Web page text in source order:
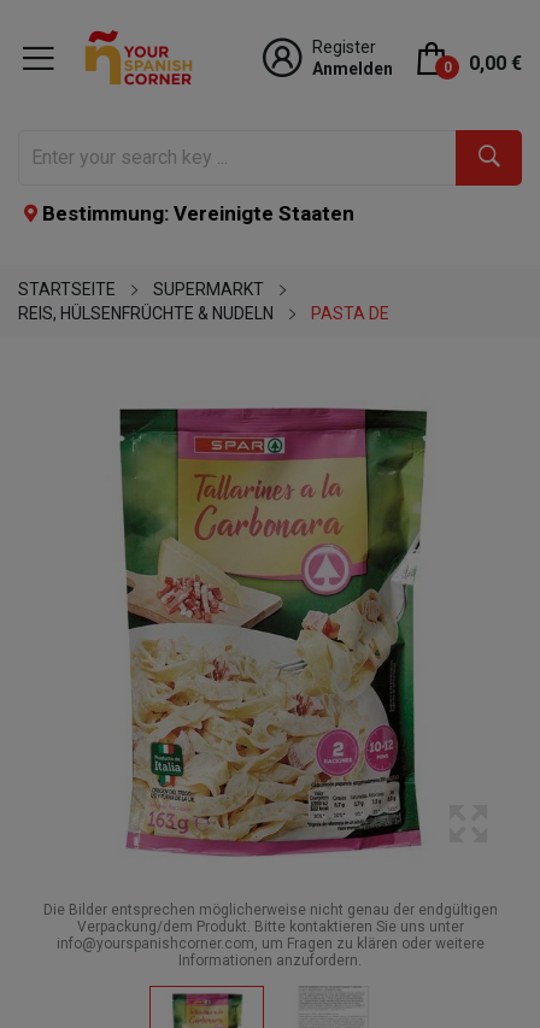
Register
Anmelden
0 0,00 €
Bestimmung: Vereinigte Staaten
STARTSEITE
SUPERMARKT
REIS, HÜLSENFRÜCHTE & NUDELN
PASTA DE
Die Bilder entsprechen möglicherweise nicht genau der endgültigen
Verpackung/dem Produkt. Bitte kontaktieren Sie uns unter
info@yourspanishcorner.com, um Fragen zu klären oder weitere
Informationen anzufordern.